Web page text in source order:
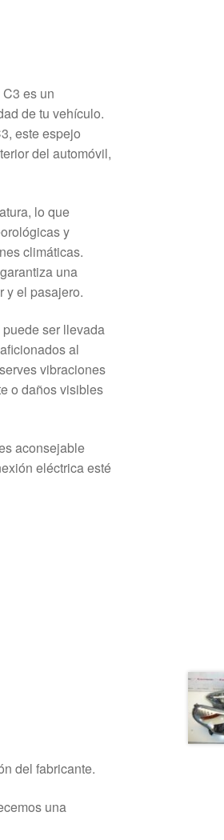
es un
de tu vehículo.
este espejo
del automóvil,
lo que
y
climáticas.
una
y el pasajero.
ser llevada
al
vibraciones
o daños visibles
aconsejable
eléctrica esté
del fabricante.
una